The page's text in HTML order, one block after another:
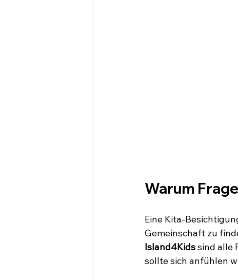
Warum
Eine Kita-
Gemeinschaft zu
Island4Kids sind alle
sollte sich anfühlen